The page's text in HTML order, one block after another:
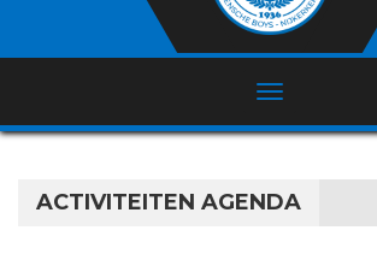
ACTIVITEITEN AGENDA